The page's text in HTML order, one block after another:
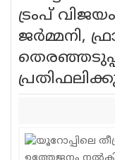
World
uukma
Sports
Classifieds
ട്രംപ്
ജര്‍മ്മനി,